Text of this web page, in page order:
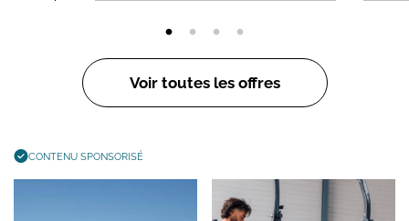
Voir toutes les offres
CONTENU SPONSORISÉ